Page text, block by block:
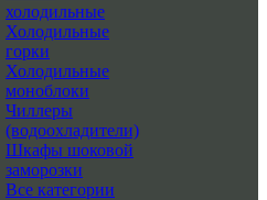
холодильные
Холодильные
горки
Холодильные
моноблоки
Чиллеры
(водоохладители)
Шкафы шоковой
заморозки
Все категории